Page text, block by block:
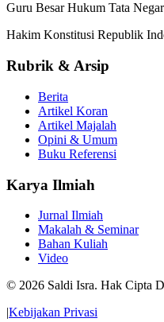
Guru Besar Hukum Tata
Hakim Konstitusi Republik
Rubrik & Arsip
Berita
Artikel Koran
Artikel Majalah
Opini & Umum
Buku Referensi
Karya Ilmiah
Jurnal Ilmiah
Makalah & Seminar
Bahan Kuliah
Video
© 2026 Saldi Isra. Hak Cipta
|Kebijakan Privasi